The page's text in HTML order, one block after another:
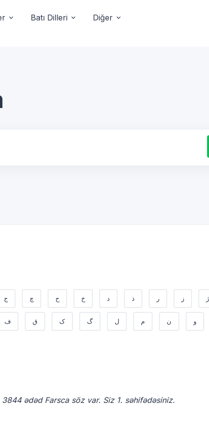
Batı Dilleri Diğer
ج چ ح خ د ذ ر ز ژ
ف ق ک گ ل م ن و
ədəd Farsca söz var. Siz 1. səhifədəsiniz.